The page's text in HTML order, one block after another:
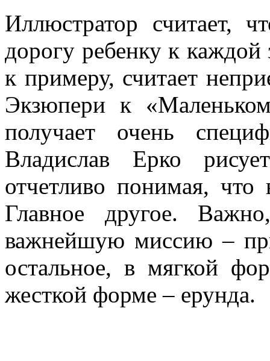
Иллюстратор считает,
дорогу ребенку к каждой
к примеру, считает
Экзюпери к
получает очень
Владислав Ерко
отчетливо понимая, что
Главное другое.
важнейшую миссию –
остальное, в мягкой
жесткой форме – ерунда.